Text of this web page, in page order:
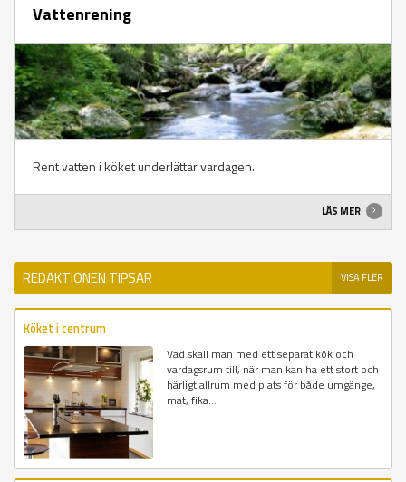
Vattenrening
Rent vatten i köket underlättar vardagen.
LÄS MER
REDAKTIONEN TIPSAR VISA FLER
Köket i centrum
Vad skall man med ett separat kök och
vardagsrum till, när man kan ha ett stort och
härligt allrum med plats för både umgänge,
mat, fika...